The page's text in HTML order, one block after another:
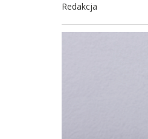
Redakcja